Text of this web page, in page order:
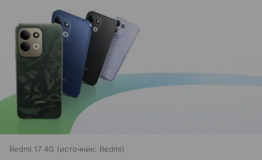
Redmi 17 4G источник: Redmi